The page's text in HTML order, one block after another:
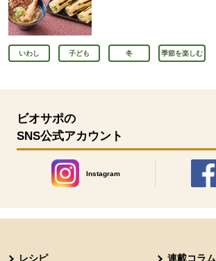
いわし 子ども 冬 季節を楽しむ
ビオサポの
SNS公式アカウント
Instagram
別のウィンドウで開きます。
レシピ 連載コラム